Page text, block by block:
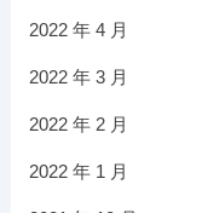
2022 年 4 月
2022 年 3 月
2022 年 2 月
2022 年 1 月